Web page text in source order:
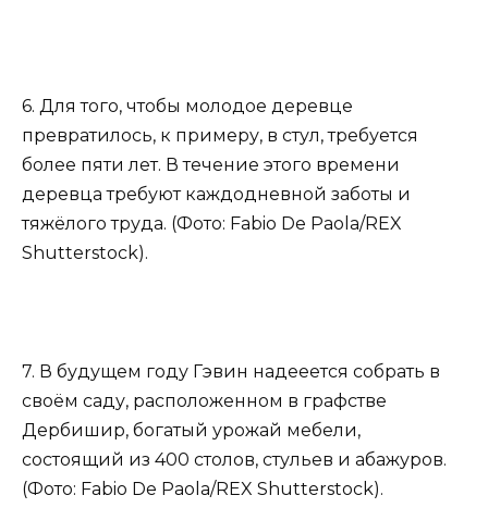
6. Для того, чтобы молодое деревце
превратилось, к примеру, в стул, требуется
более пяти лет. В течение этого времени
деревца требуют каждодневной заботы и
тяжёлого труда. (Фото: Fabio De Paola/REX
Shutterstock).
7. В будущем году Гэвин надееется собрать в
своём саду, расположенном в графстве
Дербишир, богатый урожай мебели,
состоящий из 400 столов, стульев и абажуров.
(Фото: Fabio De Paola/REX Shutterstock).